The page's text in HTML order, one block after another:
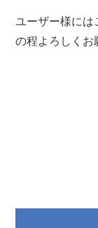
ユーザー様には
の程よろしくお